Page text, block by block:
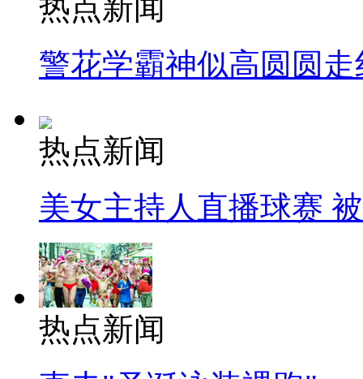
热点新闻
警花学霸神似高圆圆走
热点新闻
美女主持人直播球赛
热点新闻